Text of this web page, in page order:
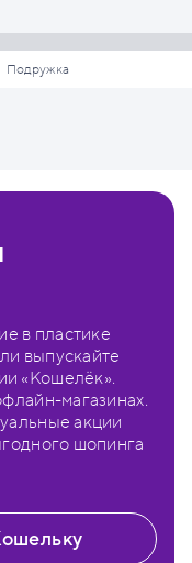
Подружка
в пластике
выпускайте
«Кошелёк».
магазинах.
акции
шопинга